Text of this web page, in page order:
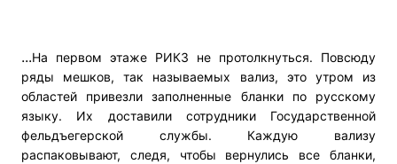
...На первом этаже РИКЗ не протолкнуться. Повсюду
ряды мешков, так называемых вализ, это утром из
областей привезли заполненные бланки по русскому
языку. Их доставили сотрудники Государственной
фельдъегерской службы. Каждую вализу
распаковывают, следя, чтобы вернулись все бланки,